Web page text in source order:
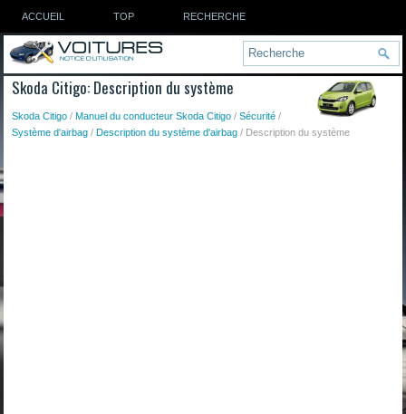
ACCUEIL TOP RECHERCHE
Skoda Citigo: Description du système
Skoda Citigo /Manuel du conducteur Skoda Citigo /Sécurité /
Système d'airbag /Description du système d'airbag / Description du système